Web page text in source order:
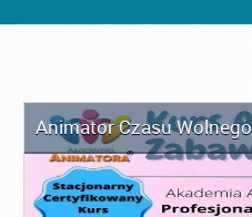
Animator Czasu Wolnego